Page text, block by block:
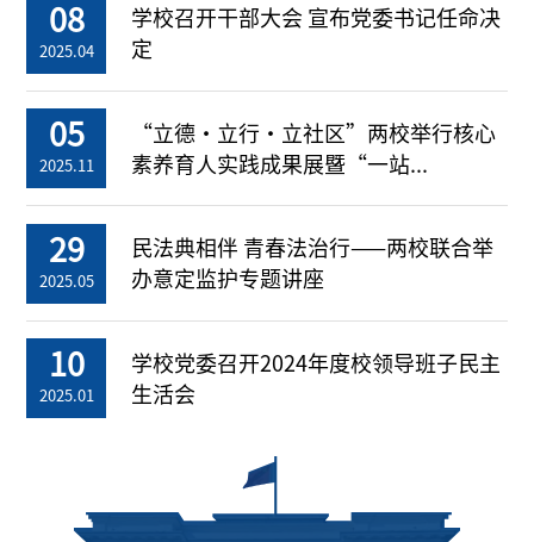
08
2025.04
学校召开干部大会 宣布党委书记任命决
定
05
2025.11
“立德・立行・立社区”两校举行核心
素养育人实践成果展暨“一站...
29
2025.05
民法典相伴 青春法治行——两校联合举
办意定监护专题讲座
10
2025.01
学校党委召开2024年度校领导班子民主
生活会